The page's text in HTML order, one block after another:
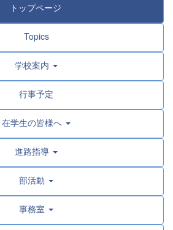
トップページ
Topics
学校案内
行事予定
在学生の皆様へ
進路指導
部活動
事務室